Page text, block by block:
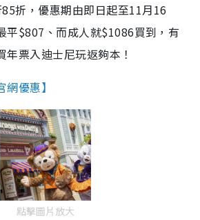
折，優惠期由即日起至11月16
平$807、而成人就$1086買到，有
票入迪士尼玩返夠本！
網優惠】
點擊圖片放大